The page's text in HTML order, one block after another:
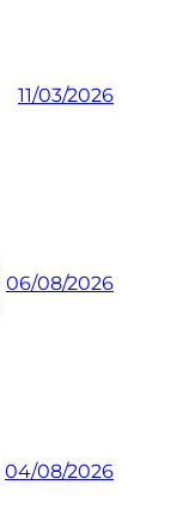
11/03/2026
06/08/2026
04/08/2026